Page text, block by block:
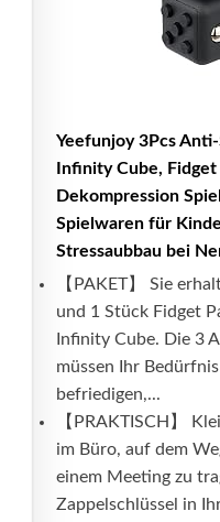
Yeefunjoy 3Pcs
Infinity Cube,
Dekompression
Spielwaren für
Stressaubbau bei
【PAKET】 Sie
und 1 Stück Fidget
Infinity Cube. Die 3
müssen Ihr
befriedigen,...
【PRAKTISCH】
im Büro, auf dem
einem Meeting zu
Zappelschlüssel in